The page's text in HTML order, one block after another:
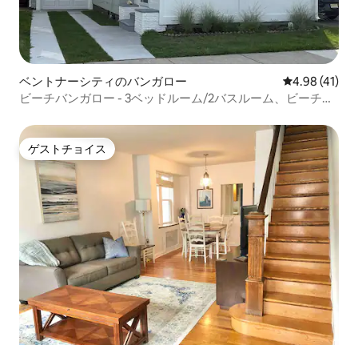
ベントナーシティのバンガロー レビュー41
4.98 (41)
ビーチバンガロー - 3ベッドルーム/2バスルーム、ビーチま
ゲストチョイス
ゲストチョイス